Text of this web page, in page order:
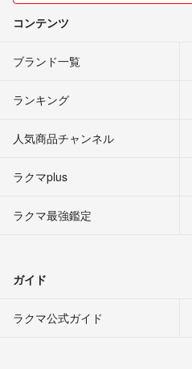
コンテンツ
ブランド一覧
ランキング
人気商品チャンネル
ラクマplus
ラクマ最強鑑定
ガイド
ラクマ公式ガイド